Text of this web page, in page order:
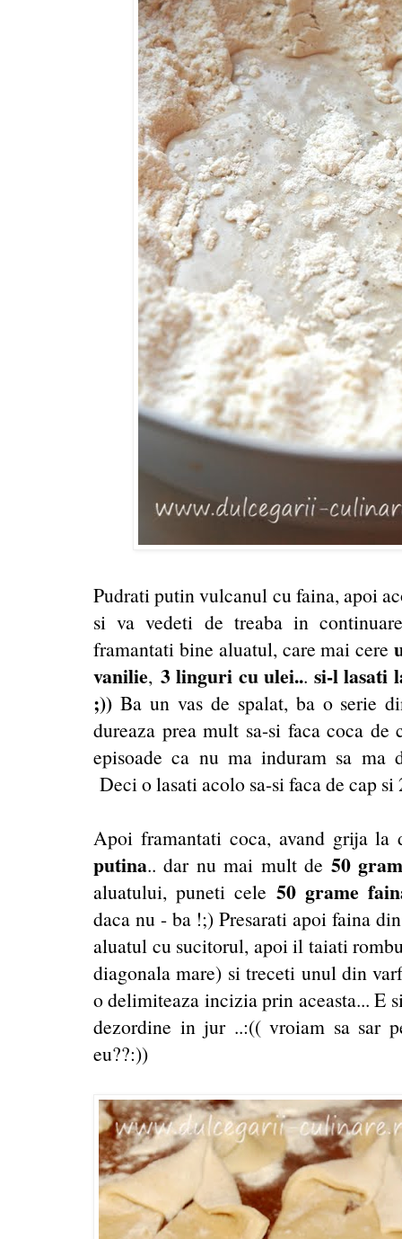
Pudrati putin vulcanul cu faina, apoi
si va vedeti de treaba in
framantati bine aluatul, care mai cere
vanilie, 3 linguri cu ulei... si-l lasati
;)) Ba un vas de spalat, ba o serie
dureaza prea mult sa-si faca coca
episoade ca nu ma induram sa ma
Deci o lasati acolo sa-si faca de cap
Apoi framantati coca, avand grija
putina.. dar nu mai mult de 50
aluatului, puneti cele50 grame
daca nu - ba !;) Presarati apoi faina
aluatul cu sucitorul, apoi il taiati
diagonala mare) si treceti unul din
o delimiteaza incizia prin aceasta... E
dezordine in jur ..:(( vroiam sa sar
eu??:))